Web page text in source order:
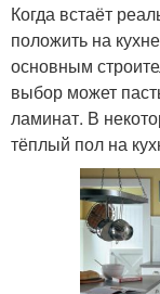
Когда встаёт
положить на
основным
выбор может
ламинат. В
тёплый пол на